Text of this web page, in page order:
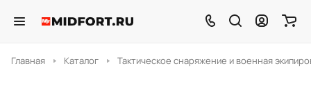
Главная Каталог Тактическое снаряжение и военная